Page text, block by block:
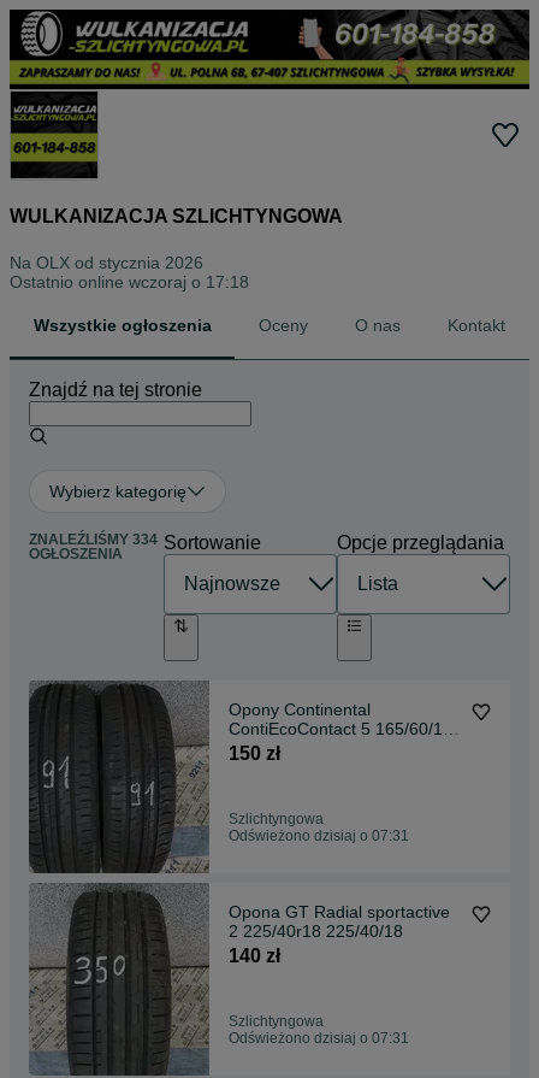
WULKANIZACJA SZLICHTYNGOWA
Na OLX od stycznia 2026
Ostatnio online wczoraj o 17:18
Wszystkie ogłoszenia Oceny O nas Kontakt
Znajdź na tej stronie
Wybierz kategorię
ZNALEŹLIŚMY 334
OGŁOSZENIA
Sortowanie Opcje przeglądania
Opony Continental
ContiEcoContact 5 165/60/15
165/60r15
150 zł
Szlichtyngowa
Odświeżono dzisiaj o 07:31
Opona GT Radial sportactive
2 225/40r18 225/40/18
140 zł
Szlichtyngowa
Odświeżono dzisiaj o 07:31